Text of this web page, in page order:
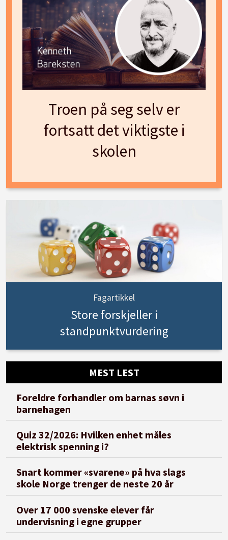
Troen på seg selv er
fortsatt det viktigste i
skolen
Fagartikkel
Store forskjeller i
standpunktvurdering
MEST LEST
Foreldre forhandler om barnas søvn i
barnehagen
Quiz 32/2026: Hvilken enhet måles
elektrisk spenning i?
Snart kommer «svarene» på hva slags
skole Norge trenger de neste 20 år
Over 17 000 svenske elever får
undervisning i egne grupper